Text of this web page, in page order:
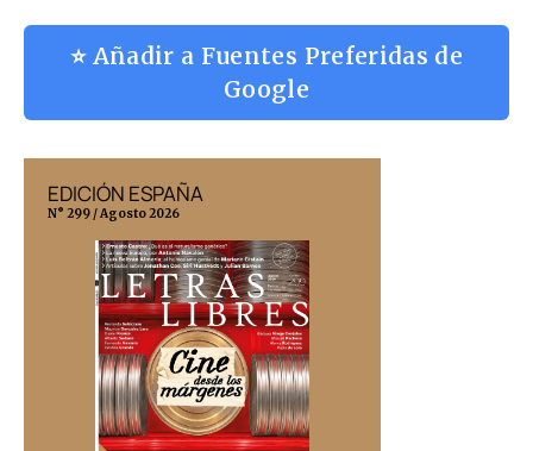
⭐ Añadir a Fuentes Preferidas de
Google
EDICIÓN ESPAÑA
N° 299 / Agosto 2026